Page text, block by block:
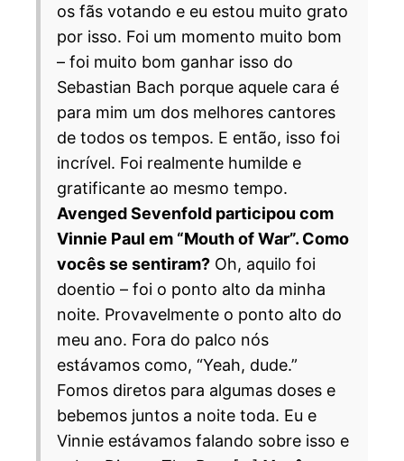
os fãs votando e eu estou muito grato
por isso. Foi um momento muito bom
– foi muito bom ganhar isso do
Sebastian Bach porque aquele cara é
para mim um dos melhores cantores
de todos os tempos. E então, isso foi
incrível. Foi realmente humilde e
gratificante ao mesmo tempo.
Avenged Sevenfold participou com
Vinnie Paul em “Mouth of War”. Como
vocês se sentiram? Oh, aquilo foi
doentio – foi o ponto alto da minha
noite. Provavelmente o ponto alto do
meu ano. Fora do palco nós
estávamos como, “Yeah, dude.”
Fomos diretos para algumas doses e
bebemos juntos a noite toda. Eu e
Vinnie estávamos falando sobre isso e